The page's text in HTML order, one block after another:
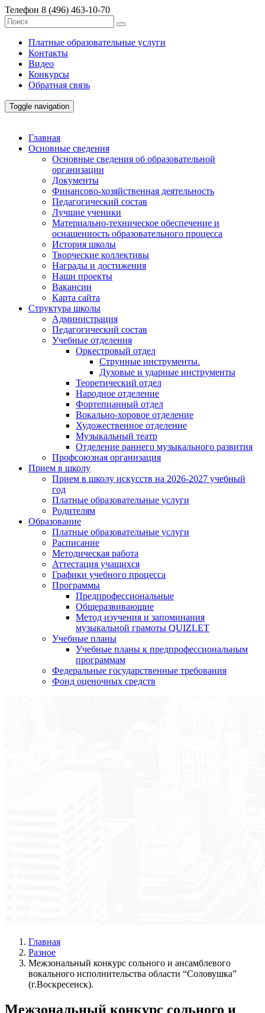
Телефон 8 (496) 463-10-70
Платные образовательные услуги
Контакты
Видео
Конкурсы
Обратная связь
Toggle navigation
Главная
Основные сведения
Основные сведения об образовательной
организации
Документы
Финансово-хозяйственная деятельность
Педагогический состав
Лучшие ученики
Материально-техническое обеспечение и
оснащенность образовательного процесса
История школы
Творческие коллективы
Награды и достижения
Наши проекты
Вакансии
Карта сайта
Структура школы
Администрация
Педагогический состав
Учебные отделения
Оркестровый отдел
Струнные инструменты.
Духовые и ударные инструменты
Теоретический отдел
Народное отделение
Фортепианный отдел
Вокально-хоровое отделение
Художественное отделение
Музыкальный театр
Отделение раннего музыкального развития
Профсоюзная организация
Прием в школу
Прием в школу искусств на 2026-2027 учебный
год
Платные образовательные услуги
Родителям
Образование
Платные образовательные услуги
Расписание
Методическая работа
Аттестация учащихся
Графики учебного процесса
Программы
Предпрофессиональные
Общеразвивающие
Метод изучения и запоминания
музыкальной грамоты QUIZLET
Учебные планы
Учебные планы к предпрофессиональным
программам
Федеральные государственные требования
Фонд оценочных средств
Главная
Разное
Межзональный конкурс сольного и ансамблевого
вокального исполнительства области “Соловушка”
(г.Воскресенск).
Межзональный конкурс сольного и